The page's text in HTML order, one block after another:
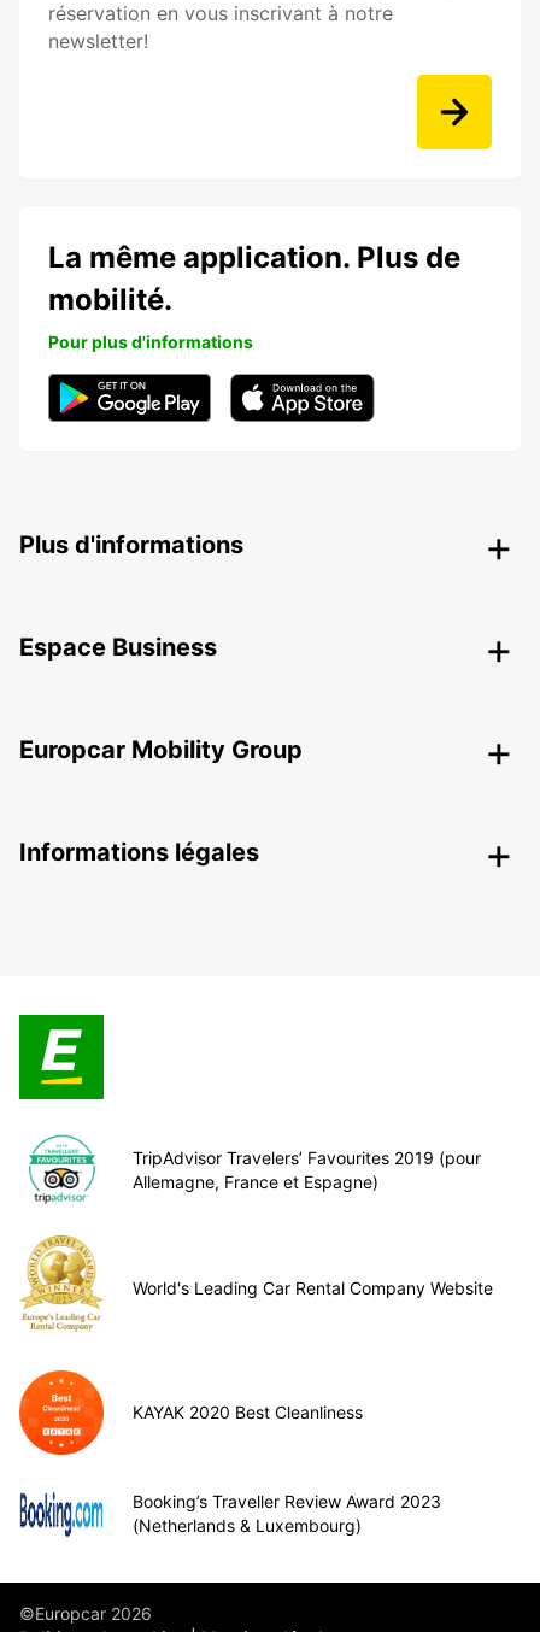
réservation en vous inscrivant à notre
newsletter!
La même application. Plus de
mobilité.
Pour plus d'informations
Plus d'informations
Espace Business
Europcar Mobility Group
Informations légales
TripAdvisor Travelers’ Favourites 2019 (pour
Allemagne, France et Espagne)
World's Leading Car Rental Company Website
KAYAK 2020 Best Cleanliness
Booking’s Traveller Review Award 2023
(Netherlands & Luxembourg)
©Europcar 2026